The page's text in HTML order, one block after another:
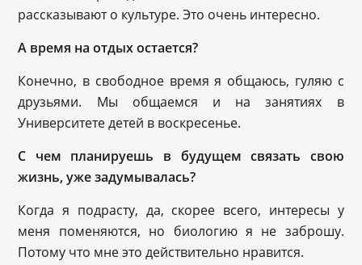
рассказывают о культуре. Это очень интересно.
А время на отдых остается?
Конечно, в свободное время я общаюсь, гуляю с
друзьями. Мы общаемся и на занятиях в
Университете детей в воскресенье.
С чем планируешь в будущем связать свою
жизнь, уже задумывалась?
Когда я подрасту, да, скорее всего, интересы у
меня поменяются, но биологию я не заброшу.
Потому что мне это действительно нравится.